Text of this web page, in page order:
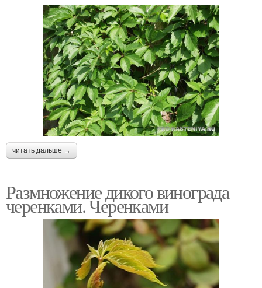
читать дальше →
Размножение дикого винограда
черенками. Черенками